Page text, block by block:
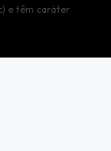
e têm caráter